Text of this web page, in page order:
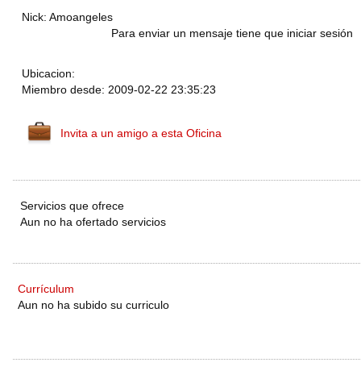
Nick: Amoangeles
Para enviar un mensaje tiene que iniciar sesión
Ubicacion:
Miembro desde: 2009-02-22 23:35:23
Invita a un amigo a esta Oficina
Servicios que ofrece
Aun no ha ofertado servicios
Currículum
Aun no ha subido su curriculo